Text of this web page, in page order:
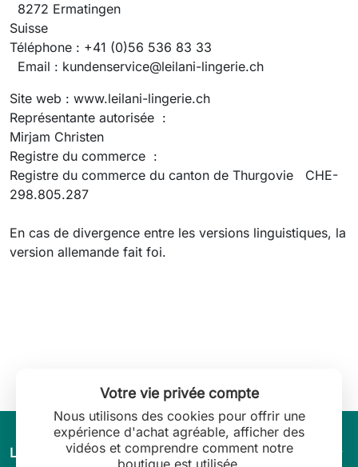
8272 Ermatingen
Suisse
Téléphone : +41 (0)56 536 83 33
Email : kundenservice@leilani-lingerie.ch
Site web : www.leilani-lingerie.ch
Représentante autorisée :
Mirjam Christen
Registre du commerce :
Registre du commerce du canton de Thurgovie CHE-
298.805.287
En cas de divergence entre les versions linguistiques, la
version allemande fait foi.
L’univers de Leilani Lingerie arrow_drop_down
Votre vie privée compte
Nous utilisons des cookies pour offrir une
expérience d'achat agréable, afficher des
vidéos et comprendre comment notre
boutique est utilisée.